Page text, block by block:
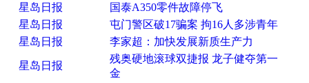
星岛日报
国泰A350零件故障停飞
星岛日报
屯门警区破17骗案 拘16人多涉青年
星岛日报
李家超：加快发展新质生产力
星岛日报
残奥硬地滚球双捷报 龙子健夺第一
金